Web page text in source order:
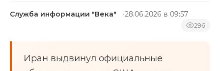
НОВОСТИ
Служба информации "Века" 28.06.2026 в 09:57
296
Иран выдвинул официальные